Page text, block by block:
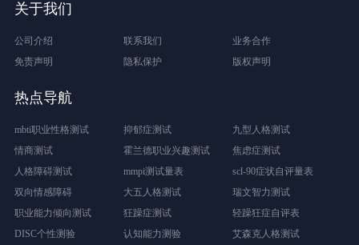
关于我们
公司介绍 联系我们
业务合作
免责声明
隐私保护 版权声明
热点导航
mbti职业性格测试 抑郁症测试
九型人格测试
情商测试
霍兰德职业兴趣测试
焦虑症测试
人格障碍测试
mmpi测试量表
scl-90症状自评量表
双向情感障碍
大五人格测试
瑞文智力测试
职业能力倾向测试
狂躁症测试
轻躁狂症自评表
DISC个性测验
认知能力测验 艾森克人格测试